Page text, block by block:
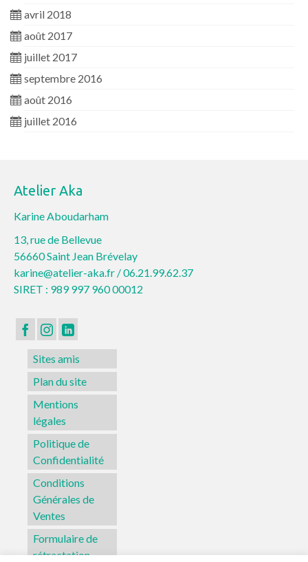
avril 2018
août 2017
juillet 2017
septembre 2016
août 2016
juillet 2016
Atelier Aka
Karine Aboudarham
13, rue de Bellevue
56660 Saint Jean Brévelay
karine@atelier-aka.fr /06.21.99.62.37
SIRET : 989 997 960 00012
Sites amis
Plan du site
Mentions
légales
Politique de
Confidentialité
Conditions
Générales de
Ventes
Formulaire de
rétractation